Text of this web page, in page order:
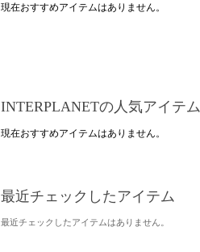
現在おすすめアイテムはありません。
INTERPLANETの人気アイテム
現在おすすめアイテムはありません。
最近チェックしたアイテム
最近チェックしたアイテムはありません。